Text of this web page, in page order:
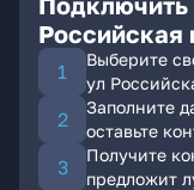
Российская
Выберите
ул
Заполните
оставьте
Получите
предложит